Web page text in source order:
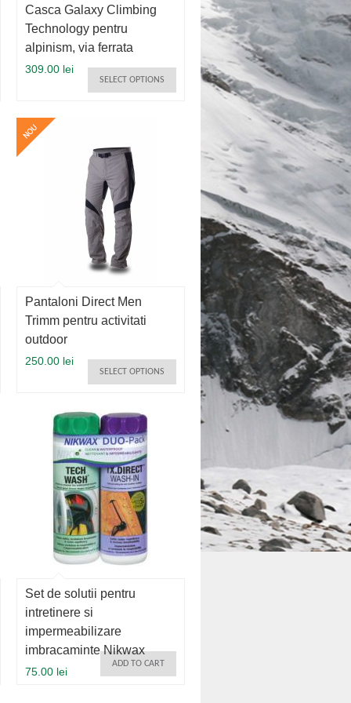
Casca Galaxy Climbing
Technology pentru
alpinism, via ferrata
309.00 lei
SELECT OPTIONS
Pantaloni Direct Men
Trimm pentru activitati
outdoor
250.00 lei
SELECT OPTIONS
Set de solutii pentru
intretinere si
impermeabilizare
imbracaminte Nikwax
75.00 lei
ADD TO CART